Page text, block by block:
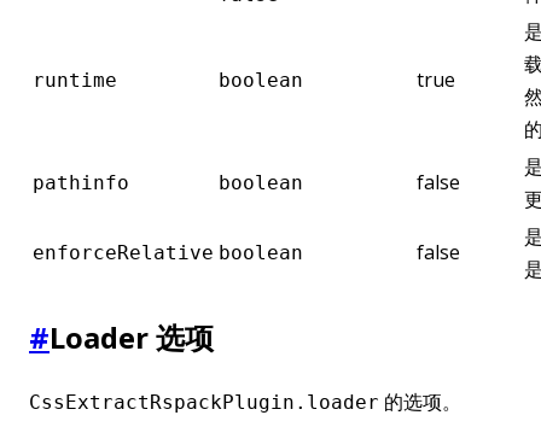
runtime boolean true
pathinfo boolean false
enforceRelative boolean false
#Loader 选项
CssExtractRspackPlugin.loader 的选项。